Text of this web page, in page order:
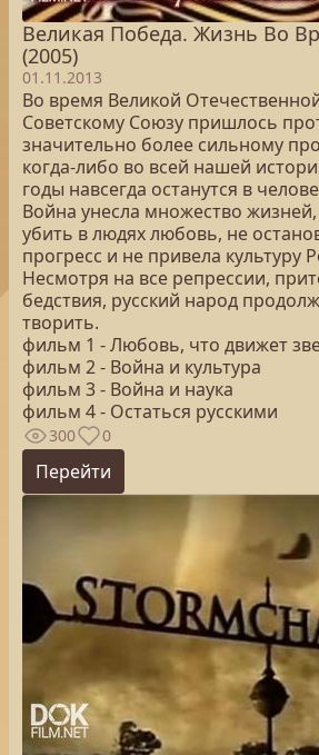
Великая Победа. Жизнь Во
(2005)
01.11.2013
Во время Великой
Советскому Союзу пришлось
значительно более сильному
когда-либо во всей нашей
годы навсегда останутся в
Война унесла множество
убить в людях любовь, не
прогресс и не привела культуру
Несмотря на все репрессии,
бедствия, русский народ
творить.
фильм 1 - Любовь, что движет
фильм 2 - Война и культура
фильм 3 - Война и наука
фильм 4 - Остаться русскими
300 0
Перейти